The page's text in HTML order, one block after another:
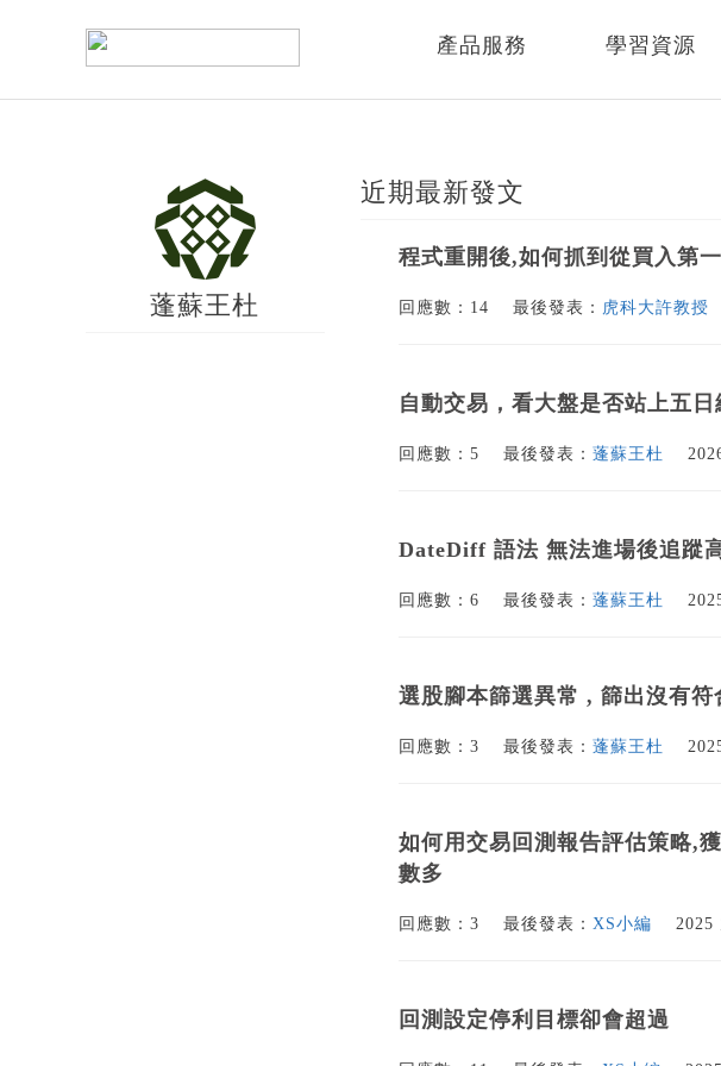
產品服務 學習資源
蓬蘇王杜
近期最新發文
程式重開後,如何抓到從買入第
回應數：14 最後發表： 虎科大許教授
自動交易，看大盤是否站上五
回應數：5 最後發表： 蓬蘇王杜
DateDiff 語法 無法進場後追蹤
回應數：6 最後發表： 蓬蘇王杜
選股腳本篩選異常 , 篩出沒有符
回應數：3 最後發表： 蓬蘇王杜
如何用交易回測報告評估策略,
數多
回應數：3 最後發表： XS小編 2025
回測設定停利目標卻會超過